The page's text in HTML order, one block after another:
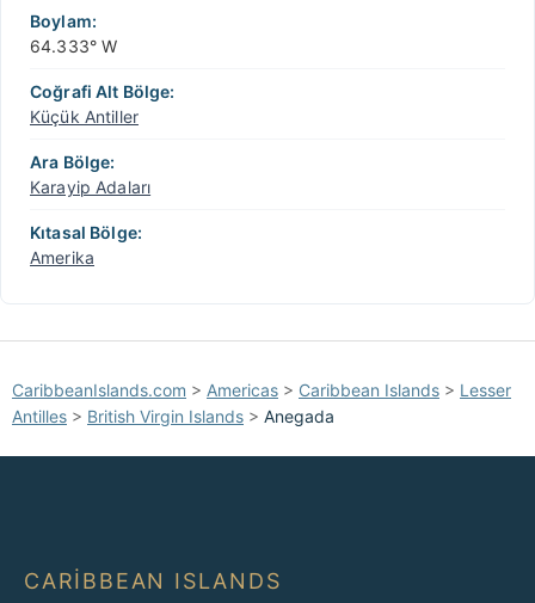
Boylam:
64.333° W
Coğrafi Alt Bölge:
Küçük Antiller
Ara Bölge:
Karayip Adaları
Kıtasal Bölge:
Amerika
CaribbeanIslands.com > Americas > Caribbean Islands > Lesser
Antilles > British Virgin Islands > Anegada
CARIBBEAN ISLANDS